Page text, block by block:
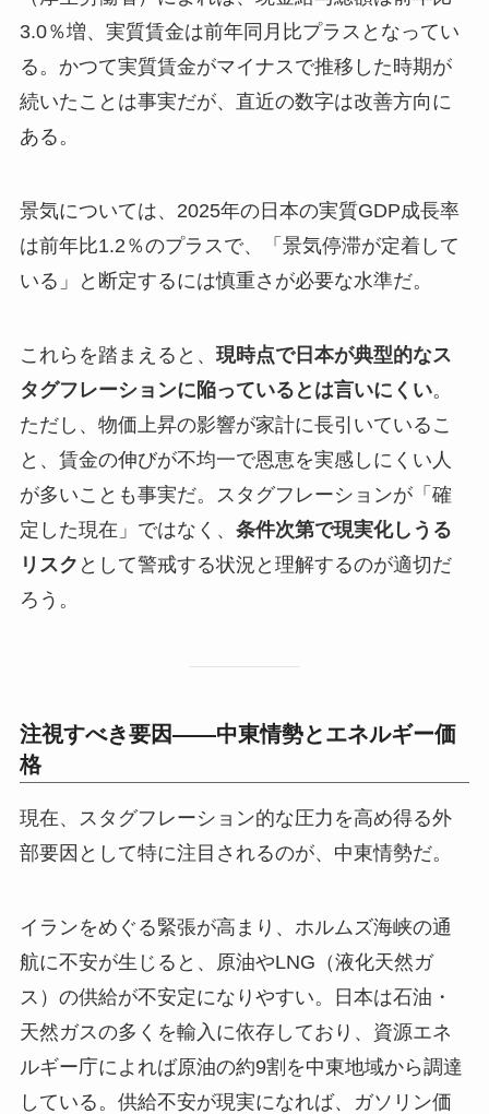
3.0％増、実質賃金は前年同月比プラスとなってい
る。かつて実質賃金がマイナスで推移した時期が
続いたことは事実だが、直近の数字は改善方向に
ある。
景気については、2025年の日本の実質GDP成長率
は前年比1.2％のプラスで、「景気停滞が定着して
いる」と断定するには慎重さが必要な水準だ。
これらを踏まえると、 現時点で日本が典型的なス
タグフレーションに陥っているとは言いにくい。
ただし、物価上昇の影響が家計に長引いているこ
と、賃金の伸びが不均一で恩恵を実感しにくい人
が多いことも事実だ。スタグフレーションが「確
定した現在」ではなく、 条件次第で現実化しうる
リスク として警戒する状況と理解するのが適切だ
ろう。
注視すべき要因——中東情勢とエネルギー価
格
現在、スタグフレーション的な圧力を高め得る外
部要因として特に注目されるのが、中東情勢だ。
イランをめぐる緊張が高まり、ホルムズ海峡の通
航に不安が生じると、原油やLNG（液化天然ガ
ス）の供給が不安定になりやすい。日本は石油・
天然ガスの多くを輸入に依存しており、資源エネ
ルギー庁によれば原油の約9割を中東地域から調達
している。供給不安が現実になれば、ガソリン価